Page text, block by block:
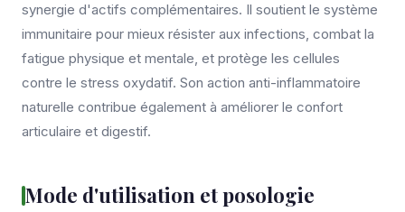
synergie d'actifs complémentaires. Il soutient le système
immunitaire pour mieux résister aux infections, combat la
fatigue physique et mentale, et protège les cellules
contre le stress oxydatif. Son action anti-inflammatoire
naturelle contribue également à améliorer le confort
articulaire et digestif.
Mode d'utilisation et posologie